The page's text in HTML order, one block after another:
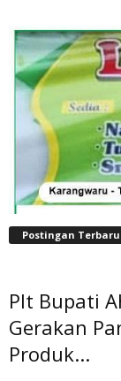
Postingan Terbaru
Plt Bupati
Gerakan
Produk...